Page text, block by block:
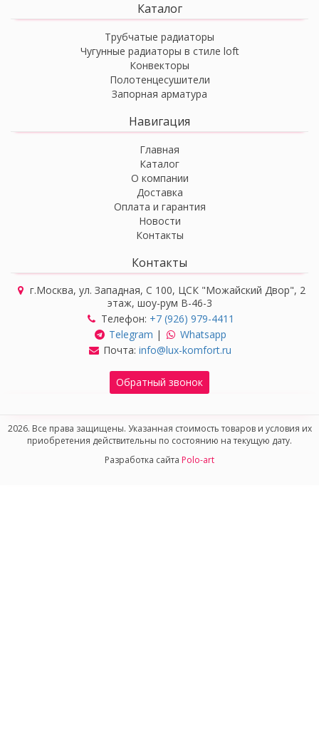
Каталог
Трубчатые радиаторы
Чугунные радиаторы в стиле loft
Конвекторы
Полотенцесушители
Запорная арматура
Навигация
Главная
Каталог
О компании
Доставка
Оплата и гарантия
Новости
Контакты
Контакты
г.Москва, ул. Западная, С 100, ЦСК "Можайский Двор", 2
этаж, шоу-рум В-46-3
Телефон: +7 (926) 979-4411
Telegram |
Whatsapp
Почта: info@lux-komfort.ru
Обратный звонок
2026. Все права защищены. Указанная стоимость товаров и условия их
приобретения действительны по состоянию на текущую дату.
Разработка сайта Polo-art